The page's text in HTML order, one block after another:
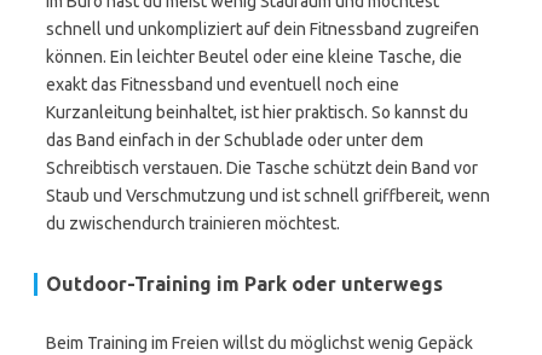
schnell und unkompliziert auf dein Fitnessband zugreifen
können. Ein leichter Beutel oder eine kleine Tasche, die
exakt das Fitnessband und eventuell noch eine
Kurzanleitung beinhaltet, ist hier praktisch. So kannst du
das Band einfach in der Schublade oder unter dem
Schreibtisch verstauen. Die Tasche schützt dein Band vor
Staub und Verschmutzung und ist schnell griffbereit, wenn
du zwischendurch trainieren möchtest.
Outdoor-Training im Park oder unterwegs
Beim Training im Freien willst du möglichst wenig Gepäck